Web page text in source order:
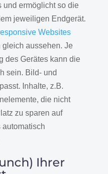
und ermöglicht so die
jeweiligen Endgerät.
Websites
aussehen. Je
des Gerätes kann die
sein. Bild- und
Inhalte, z.B.
die nicht
zu sparen auf
automatisch
Ihrer